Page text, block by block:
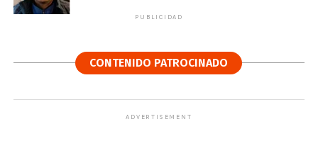
PUBLICIDAD
CONTENIDO PATROCINADO
ADVERTISEMENT